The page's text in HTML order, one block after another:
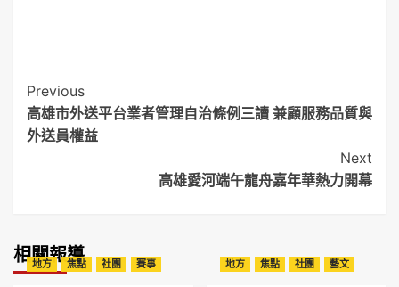
Post
Navigation
Previous
高雄市外送平台業者管理自治條例三讀 兼顧服務品質與
外送員權益
Next
高雄愛河端午龍舟嘉年華熱力開幕
相關報導
地方 焦點 社團 賽事 地方 焦點 社團 藝文